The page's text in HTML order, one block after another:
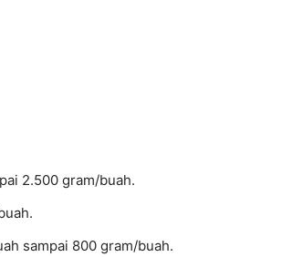
2.500 gram/buah.
sampai 800 gram/buah.